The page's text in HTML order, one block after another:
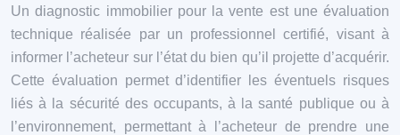
Un diagnostic immobilier pour la vente est une évaluation
technique réalisée par un professionnel certifié, visant à
informer l’acheteur sur l’état du bien qu’il projette d’acquérir.
Cette évaluation permet d’identifier les éventuels risques
liés à la sécurité des occupants, à la santé publique ou à
l’environnement, permettant à l’acheteur de prendre une